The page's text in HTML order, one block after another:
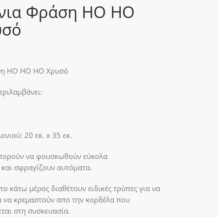
Φράση HO HO
HO HO HO Χρυσό
20 εκ. x 35 εκ.
να φουσκωθούν εύκολα
σφραγίζουν αυτόματα.
κάτω μέρος διαθέτουν ειδικές τρύπες για να
να κρεμαστούν απο την κορδέλα που
στη συσκευασία.